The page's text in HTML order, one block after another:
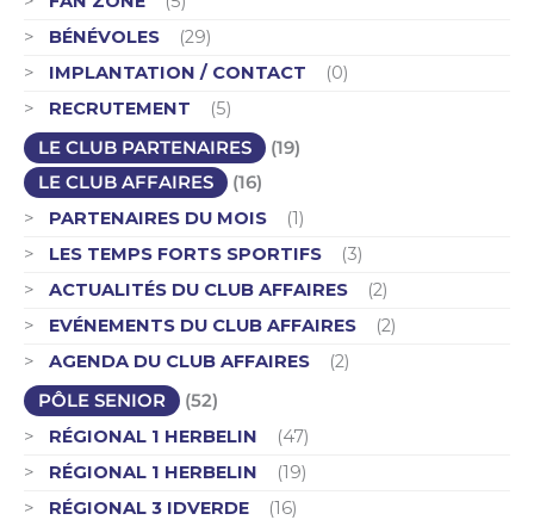
BÉNÉVOLES
(29)
IMPLANTATION / CONTACT
(0)
RECRUTEMENT
(5)
LE CLUB PARTENAIRES
(19)
LE CLUB AFFAIRES
(16)
PARTENAIRES DU MOIS
(1)
LES TEMPS FORTS SPORTIFS
(3)
ACTUALITÉS DU CLUB AFFAIRES
(2)
EVÉNEMENTS DU CLUB AFFAIRES
(2)
AGENDA DU CLUB AFFAIRES
(2)
PÔLE SENIOR
(52)
RÉGIONAL 1 HERBELIN
(47)
RÉGIONAL 1 HERBELIN
(19)
RÉGIONAL 3 IDVERDE
(16)